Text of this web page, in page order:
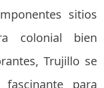
sitios
colonial bien
Trujillo se
para